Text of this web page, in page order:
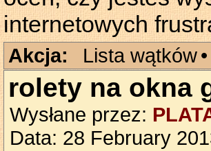
internetowych
Akcja: Lista wątków•
rolety na okna
Wysłane przez:
Data: 28 February